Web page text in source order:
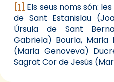
[1] Els seus noms són:
de Sant Estanislau
Úrsula de Sant
Gabriela) Bourla, Maria
(Maria Genoveva)
Sagrat Cor de Jesús